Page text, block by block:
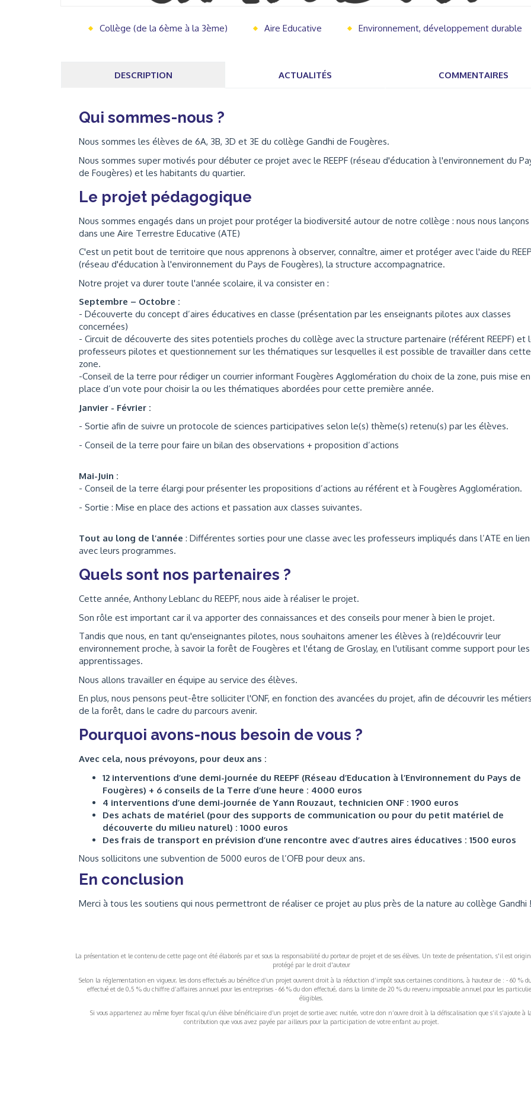
Collège (de la 6ème à la 3ème) Aire Educative Environnement, développement durable
DESCRIPTION ACTUALITÉS COMMENTAIRES
Qui sommes-nous ?
Nous sommes les élèves de 6A, 3B, 3D et 3E du collège Gandhi de Fougères.
Nous sommes super motivés pour débuter ce projet avec le REEPF (réseau d'éducation à l'environnement du
de Fougères) et les habitants du quartier.
Le projet pédagogique
Nous sommes engagés dans un projet pour protéger la biodiversité autour de notre collège : nous nous lançons
dans une Aire Terrestre Educative (ATE)
C'est un petit bout de territoire que nous apprenons à observer, connaître, aimer et protéger avec l'aide du
(réseau d'éducation à l'environnement du Pays de Fougères), la structure accompagnatrice.
Notre projet va durer toute l'année scolaire, il va consister en :
Septembre – Octobre :
- Découverte du concept d’aires éducatives en classe (présentation par les enseignants pilotes aux classes
concernées)
- Circuit de découverte des sites potentiels proches du collège avec la structure partenaire (référent REEPF) et
professeurs pilotes et questionnement sur les thématiques sur lesquelles il est possible de travailler dans cette
zone.
-Conseil de la terre pour rédiger un courrier informant Fougères Agglomération du choix de la zone, puis mise en
place d’un vote pour choisir la ou les thématiques abordées pour cette première année.
Janvier - Février :
- Sortie afin de suivre un protocole de sciences participatives selon le(s) thème(s) retenu(s) par les élèves.
- Conseil de la terre pour faire un bilan des observations + proposition d’actions
Mai-Juin :
- Conseil de la terre élargi pour présenter les propositions d’actions au référent et à Fougères Agglomération.
- Sortie : Mise en place des actions et passation aux classes suivantes.
Tout au long de l’année : Différentes sorties pour une classe avec les professeurs impliqués dans l’ATE en lien
avec leurs programmes.
Quels sont nos partenaires ?
Cette année, Anthony Leblanc du REEPF, nous aide à réaliser le projet.
Son rôle est important car il va apporter des connaissances et des conseils pour mener à bien le projet.
Tandis que nous, en tant qu'enseignantes pilotes, nous souhaitons amener les élèves à (re)découvrir leur
environnement proche, à savoir la forêt de Fougères et l'étang de Groslay, en l'utilisant comme support pour les
apprentissages.
Nous allons travailler en équipe au service des élèves.
En plus, nous pensons peut-être solliciter l'ONF, en fonction des avancées du projet, afin de découvrir les
de la forêt, dans le cadre du parcours avenir.
Pourquoi avons-nous besoin de vous ?
Avec cela, nous prévoyons, pour deux ans :
12 interventions d’une demi-journée du REEPF (Réseau d’Education à l’Environnement du Pays de
Fougères) + 6 conseils de la Terre d’une heure : 4000 euros
4 interventions d’une demi-journée de Yann Rouzaut, technicien ONF : 1900 euros
Des achats de matériel (pour des supports de communication ou pour du petit matériel de
découverte du milieu naturel) : 1000 euros
Des frais de transport en prévision d’une rencontre avec d’autres aires éducatives : 1500 euros
Nous sollicitons une subvention de 5000 euros de l’OFB pour deux ans.
En conclusion
Merci à tous les soutiens qui nous permettront de réaliser ce projet au plus près de la nature au collège Gandhi
La présentation et le contenu de cette page ont été élaborés par et sous la responsabilité du porteur de projet et de ses élèves. Un texte de présentation, s'il est
protégé par le droit d'auteur
Selon la réglementation en vigueur, les dons effectués au bénéfice d’un projet ouvrent droit à la réduction d’impôt sous certaines conditions, à hauteur de : - 60 %
effectué et de 0,5 % du chiffre d’affaires annuel pour les entreprises - 66 % du don effectué, dans la limite de 20 % du revenu imposable annuel pour les
éligibles.
Si vous appartenez au même foyer fiscal qu’un élève bénéficiaire d’un projet de sortie avec nuitée, votre don n’ouvre droit à la défiscalisation que s’il s’ajoute à
contribution que vous avez payée par ailleurs pour la participation de votre enfant au projet.